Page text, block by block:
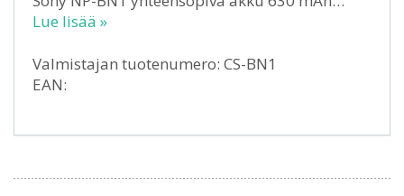
Lue lisää »
Valmistajan tuotenumero: CS-BN1
EAN: